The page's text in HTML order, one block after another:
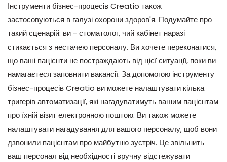
Інструменти бізнес-процесів Creatio також
застосовуються в галузі охорони здоров'я. Подумайте про
такий сценарій: ви - стоматолог, чий кабінет наразі
стикається з нестачею персоналу. Ви хочете переконатися,
що ваші пацієнти не постраждають від цієї ситуації, поки ви
намагаєтеся заповнити вакансії. За допомогою інструменту
бізнес-процесів Creatio ви можете налаштувати кілька
тригерів автоматизації, які нагадуватимуть вашим пацієнтам
про їхній візит електронною поштою. Ви також можете
налаштувати нагадування для вашого персоналу, щоб вони
дзвонили пацієнтам про майбутню зустріч. Це звільнить
ваш персонал від необхідності вручну відстежувати